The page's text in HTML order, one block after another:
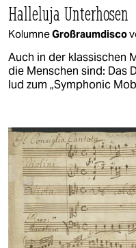
Halleluja Unterhosen
KolumneGroßraumdisco
Auch in der klassischen
die Menschen sind: Das
lud zum „Symphonic